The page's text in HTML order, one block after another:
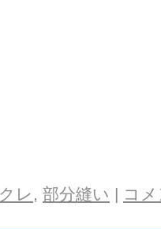
レ , 部分縫い | コ